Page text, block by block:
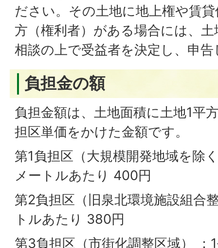
ださい。その土地に地上権や賃
方（権利者）がある場合には、
相談の上で受益者を決定し、申
負担金の額
負担金額は、土地面積に土地1平
担区単価をかけた金額です。
第1負担区（大規模開発地域を除
メートルあたり 400円
第2負担区（旧泉北環境施設組合
トルあたり 380円
第3負担区（市街化調整区域） ：